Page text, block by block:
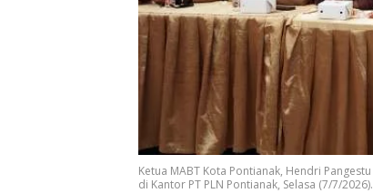
Ketua MABT Kota Pontianak, Hendri
di Kantor PT PLN Pontianak, Selasa (7/7/